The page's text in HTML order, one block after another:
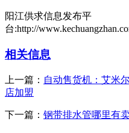
阳江供求信息发布平
台:http://
相关信息
上一篇： 自动售货机：艾米
店加盟
下一篇： 钢带排水管哪里有